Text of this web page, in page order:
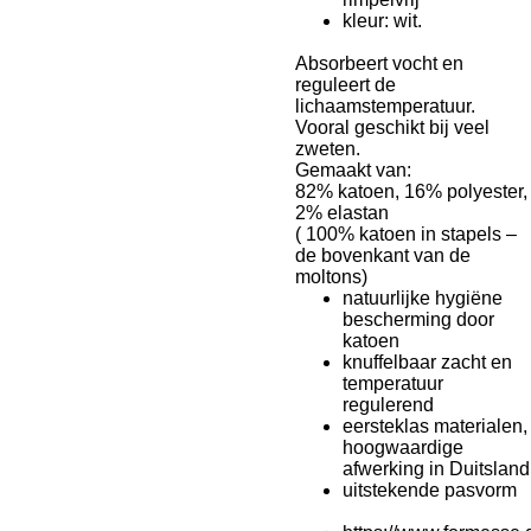
kleur: wit.
Absorbeert vocht en
reguleert de
lichaamstemperatuur.
Vooral geschikt bij veel
zweten.
Gemaakt van:
82% katoen, 16% polyester,
2% elastan
( 100% katoen in stapels –
de bovenkant van de
moltons)
natuurlijke hygiëne
bescherming door
katoen
knuffelbaar zacht en
temperatuur
regulerend
eersteklas materialen,
hoogwaardige
afwerking in Duitsland
uitstekende pasvorm